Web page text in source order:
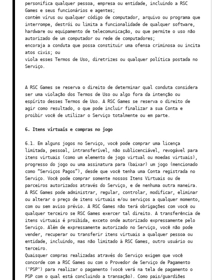
personifica qualquer pessoa, empresa ou entidade, incluindo a RSC
Games e seus funcionários e agentes;
contém vírus ou qualquer código de computador, arquivo ou programa que
interrompe, destrói ou limita a funcionalidade de qualquer software,
hardware ou equipamento de telecomunicação, ou que permite o uso não
autorizado de um computador ou rede de computadores;
encoraja a conduta que possa constituir uma ofensa criminosa ou incita
atos civis; ou
viola esses Termos de Uso, diretrizes ou qualquer política postada no
Serviço.
A RSC Games se reserva o direito de determinar qual conduta considera
ser uma violação dos Termos de Uso ou algo fora da intenção ou
espírito desses Termos de Uso. A RSC Games se reserva o direito de
agir como resultado, o que pode incluir finalizar a sua Conta e
proibir você de utilizar o Serviço totalmente ou em parte.
6. Itens virtuais e compras no jogo
6.1. Em alguns jogos no Serviço, você pode comprar uma licença
limitada, pessoal, intransferível, não sublicenciável, revogável para
itens virtuais (como um elemento de jogo virtual ou moedas virtuais),
progresso do jogo ou uma assinatura para (baixar) um jogo (mencionado
como “Serviços Pagos”), desde que você tenha uma Conta registrada no
Serviço. Você pode comprar somente nossos Itens Virtuais ou de
parceiros autorizados através do Serviço, e de nenhuma outra maneira.
A RSC Games pode administrar, regular, controlar, modificar, eliminar
ou alterar o preço de itens virtuais e/ou serviços a qualquer momento,
com ou sem aviso prévio. A RSC Games não terá obrigações com você ou
qualquer terceiro se RSC Games exercer tal direito. A transferência de
itens virtuais é proibida, exceto onde autorizado expressamente pelo
Serviço. Além de expressamente autorizado no Serviço, você não pode
vender, recuperar ou transferir itens virtuais a qualquer pessoa ou
entidade, incluindo, mas não limitado à RSC Games, outro usuário ou
terceiro.
Quaisquer compras realizadas através do Serviço exigem que você
concorde com a RSC Games ou com o Provedor de Serviço de Pagamento
("PSP") para realizar o pagamento (você verá na tela de pagamento o
PSP com o qual está concluindo a transação). Como pais/guardiões